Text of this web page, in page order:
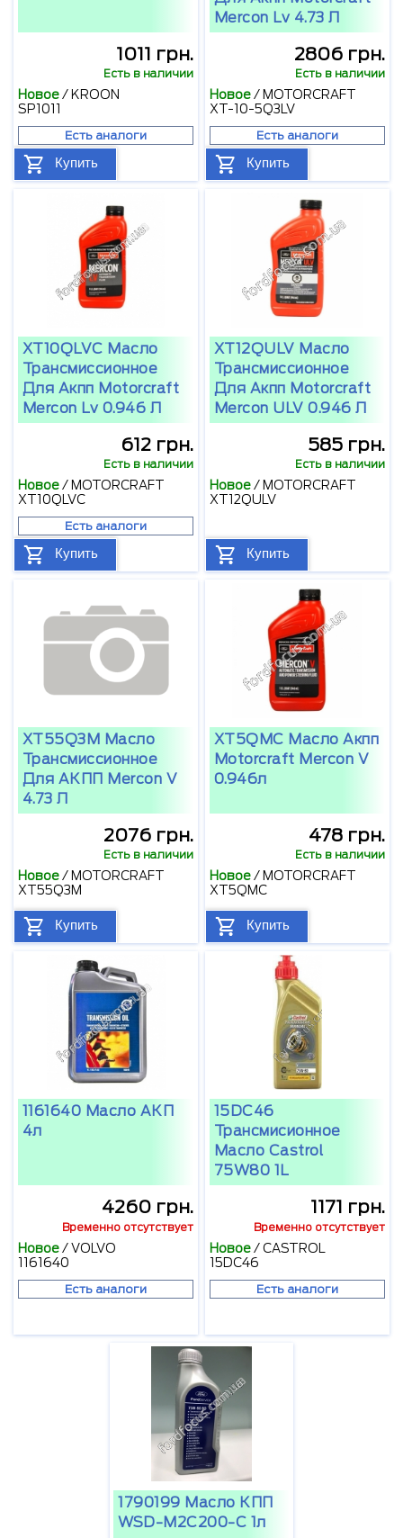
1011 грн.
Есть в наличии
Новое/ KROON
SP1011
Есть аналоги
Купить
Mercon Lv 4.73 Л
2806 грн.
Есть в наличии
Новое/ MOTORCRAFT
XT-10-5Q3LV
Есть аналоги
Купить
XT10QLVC Масло
Трансмиссионное
Для Акпп Motorcraft
Mercon Lv 0.946 Л
612 грн.
Есть в наличии
Новое/ MOTORCRAFT
XT10QLVC
Есть аналоги
Купить
XT12QULV Масло
Трансмиссионное
Для Акпп Motorcraft
Mercon ULV 0.946 Л
585 грн.
Есть в наличии
Новое/ MOTORCRAFT
XT12QULV
Купить
XT55Q3M Масло
Трансмиссионное
Для АКПП Mercon V
4.73 Л
2076 грн.
Есть в наличии
Новое/ MOTORCRAFT
XT55Q3M
Купить
XT5QMC Масло Акпп
Motorcraft Mercon V
0.946л
478 грн.
Есть в наличии
Новое/ MOTORCRAFT
XT5QMC
Купить
1161640 Масло АКП
4л
4260 грн.
Временно отсутствует
Новое/VOLVO
1161640
Есть аналоги
15DC46
Трансмисионное
Масло Castrol
75W80 1L
1171 грн.
Временно отсутствует
Новое/CASTROL
15DC46
Есть аналоги
1790199 Масло КПП
WSD-M2C200-C 1л